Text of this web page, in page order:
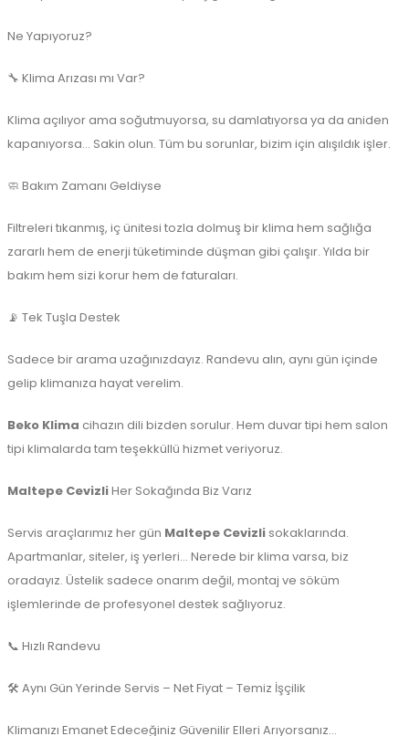
Ne Yapıyoruz?
🔧 Klima Arızası mı Var?
Klima açılıyor ama soğutmuyorsa, su damlatıyorsa ya da aniden
kapanıyorsa... Sakin olun. Tüm bu sorunlar, bizim için alışıldık işler.
🧼 Bakım Zamanı Geldiyse
Filtreleri tıkanmış, iç ünitesi tozla dolmuş bir klima hem sağlığa
zararlı hem de enerji tüketiminde düşman gibi çalışır. Yılda bir
bakım hem sizi korur hem de faturaları.
📡 Tek Tuşla Destek
Sadece bir arama uzağınızdayız. Randevu alın, aynı gün içinde
gelip klimanıza hayat verelim.
Beko Klima cihazın dili bizden sorulur. Hem duvar tipi hem salon
tipi klimalarda tam teşekküllü hizmet veriyoruz.
Maltepe CevizliHer Sokağında Biz Varız
Servis araçlarımız her gün Maltepe Cevizli sokaklarında.
Apartmanlar, siteler, iş yerleri… Nerede bir klima varsa, biz
oradayız. Üstelik sadece onarım değil, montaj ve söküm
işlemlerinde de profesyonel destek sağlıyoruz.
📞 Hızlı Randevu
🛠️ Aynı Gün Yerinde Servis – Net Fiyat – Temiz İşçilik
Klimanızı Emanet Edeceğiniz Güvenilir Elleri Arıyorsanız…